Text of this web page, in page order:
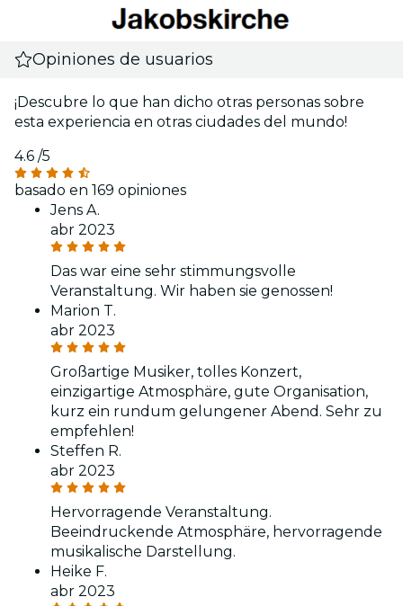
Opiniones de usuarios
¡Descubre lo que han dicho otras personas sobre
esta experiencia en otras ciudades del mundo!
4.6 /5
basado en 169 opiniones
Jens A.
abr 2023
Das war eine sehr stimmungsvolle
Veranstaltung. Wir haben sie genossen!
Marion T.
abr 2023
Großartige Musiker, tolles Konzert,
einzigartige Atmosphäre, gute Organisation,
kurz ein rundum gelungener Abend. Sehr zu
empfehlen!
Steffen R.
abr 2023
Hervorragende Veranstaltung.
Beeindruckende Atmosphäre, hervorragende
musikalische Darstellung.
Heike F.
abr 2023